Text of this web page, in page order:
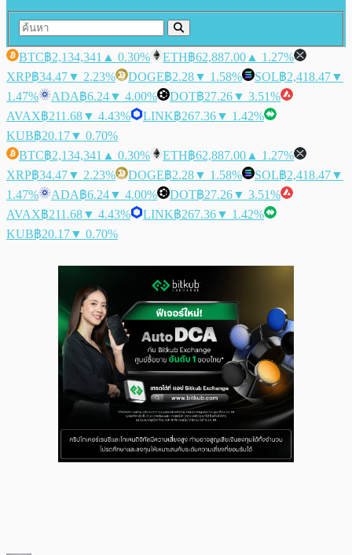
BTC฿2,134,341 ▲ 0.30% ETH฿62,887.00 ▲ 1.27%
XRP฿34.47▼ 2.23% DOGE฿2.28▼ 1.58% SOL฿2,418.47▼
1.47%
ADA฿6.24▼ 4.00% DOT฿27.26▼ 3.51%
AVAX฿211.68▼ 4.43% LINK฿267.36▼ 1.42%
KUB฿20.17▼ 0.70%
BTC฿2,134,341 ▲ 0.30% ETH฿62,887.00 ▲ 1.27%
XRP฿34.47▼ 2.23% DOGE฿2.28▼ 1.58% SOL฿2,418.47▼
1.47%
ADA฿6.24▼ 4.00% DOT฿27.26▼ 3.51%
AVAX฿211.68▼ 4.43% LINK฿267.36▼ 1.42%
KUB฿20.17▼ 0.70%